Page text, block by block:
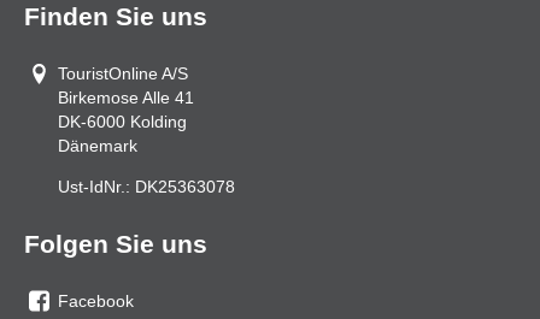
Finden Sie uns
TouristOnline A/S
Birkemose Alle 41
DK-6000 Kolding
Dänemark
Ust-IdNr.: DK25363078
Folgen Sie uns
Facebook